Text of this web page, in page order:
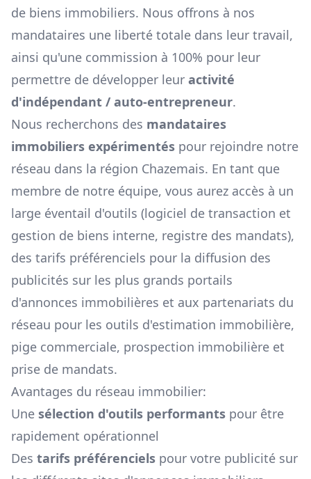
de biens immobiliers. Nous offrons à nos
mandataires une liberté totale dans leur travail,
ainsi qu'une commission à 100% pour leur
permettre de développer leur activité
d'indépendant / auto-entrepreneur.
Nous recherchons des mandataires
immobiliers expérimentés pour rejoindre notre
réseau dans la région Chazemais. En tant que
membre de notre équipe, vous aurez accès à un
large éventail d'outils (logiciel de transaction et
gestion de biens interne, registre des mandats),
des tarifs préférenciels pour la diffusion des
publicités sur les plus grands portails
d'annonces immobilières et aux partenariats du
réseau pour les outils d'estimation immobilière,
pige commerciale, prospection immobilière et
prise de mandats.
Avantages du réseau immobilier:
Une sélection d'outils performants pour être
rapidement opérationnel
Des tarifs préférenciels pour votre publicité sur